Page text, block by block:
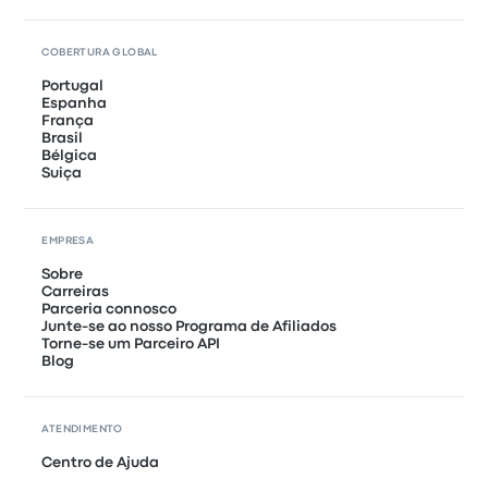
COBERTURA GLOBAL
Portugal
Espanha
França
Brasil
Bélgica
Suiça
EMPRESA
Sobre
Carreiras
Parceria connosco
Junte-se ao nosso Programa de Afiliados
Torne-se um Parceiro API
Blog
ATENDIMENTO
Centro de Ajuda